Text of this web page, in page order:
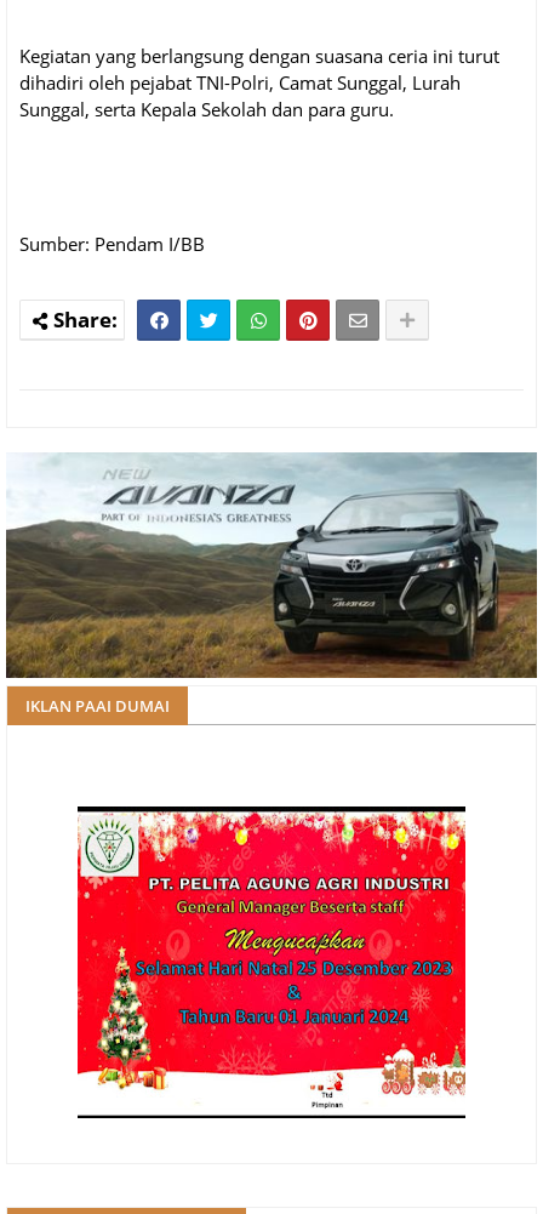
Kegiatan yang berlangsung dengan suasana ceria ini turut
dihadiri oleh pejabat TNI-Polri, Camat Sunggal, Lurah
Sunggal, serta Kepala Sekolah dan para guru.
Sumber: Pendam I/BB
IKLAN PAAI DUMAI